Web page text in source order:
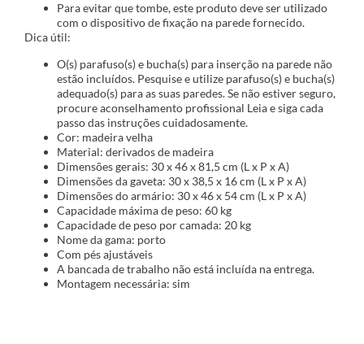
Para evitar que tombe, este produto deve ser utilizado
com o dispositivo de fixação na parede fornecido.
Dica útil:
O(s) parafuso(s) e bucha(s) para inserção na parede não
estão incluídos. Pesquise e utilize parafuso(s) e bucha(s)
adequado(s) para as suas paredes. Se não estiver seguro,
procure aconselhamento profissional Leia e siga cada
passo das instruções cuidadosamente.
Cor: madeira velha
Material: derivados de madeira
Dimensões gerais: 30 x 46 x 81,5 cm (L x P x A)
Dimensões da gaveta: 30 x 38,5 x 16 cm (L x P x A)
Dimensões do armário: 30 x 46 x 54 cm (L x P x A)
Capacidade máxima de peso: 60 kg
Capacidade de peso por camada: 20 kg
Nome da gama: porto
Com pés ajustáveis
A bancada de trabalho não está incluída na entrega.
Montagem necessária: sim